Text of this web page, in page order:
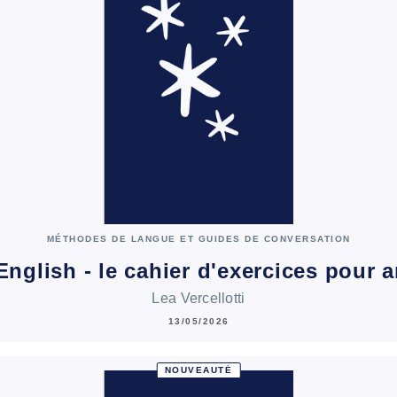
MÉTHODES DE LANGUE ET GUIDES DE CONVERSATION
- le cahier d'exercices pour
Lea Vercellotti
13/05/2026
NOUVEAUTÉ